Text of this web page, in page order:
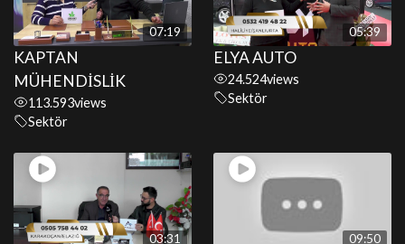
07:19
KAPTAN
MÜHENDİSLİK
113.593views
Sektör
05:39
ELYA AUTO
24.524views
Sektör
03:31 09:50